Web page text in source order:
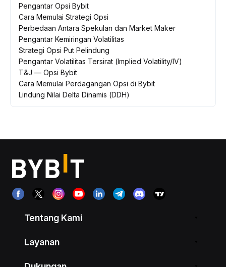
Pengantar Opsi Bybit
Cara Memulai Strategi Opsi
Perbedaan Antara Spekulan dan Market Maker
Pengantar Kemiringan Volatilitas
Strategi Opsi Put Pelindung
Pengantar Volatilitas Tersirat (Implied Volatility/IV)
T&J — Opsi Bybit
Cara Memulai Perdagangan Opsi di Bybit
Lindung Nilai Delta Dinamis (DDH)
Tentang Kami
Layanan